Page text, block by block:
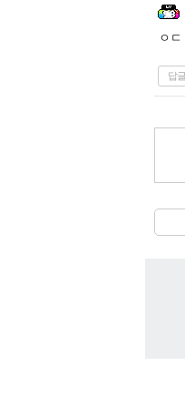
ㅇㄷ
답글